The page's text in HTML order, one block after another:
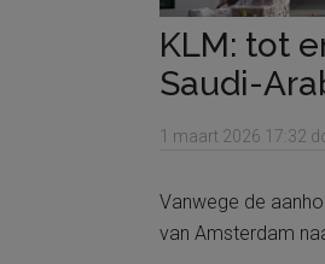
KLM: tot
Saudi-
1 maart 2026 17:32
Vanwege de
van Amsterdam